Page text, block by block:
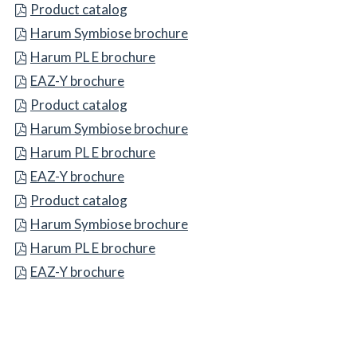
Product catalog
Harum Symbiose brochure
Harum PL E brochure
EAZ-Y brochure
Product catalog
Harum Symbiose brochure
Harum PL E brochure
EAZ-Y brochure
Product catalog
Harum Symbiose brochure
Harum PL E brochure
EAZ-Y brochure
BBB Symbiose brochure
CCC PL E brochure
EAZ-Y brochure
DDD catalog
EEE Symbiose brochure
FFF PL E brochure
GGG-Y brochure
Product catalog
Harum Symbiose brochure
Harum PL E brochure
EAZ-Y brochure